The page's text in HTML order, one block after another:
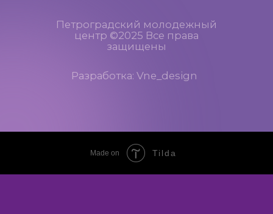
Made on Tilda